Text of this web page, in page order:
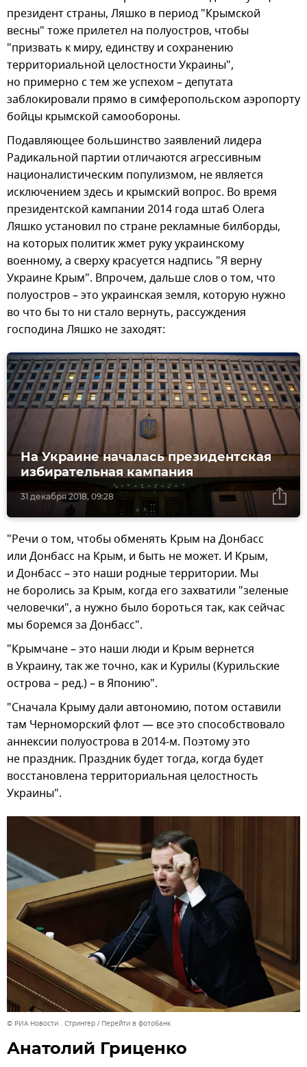
президент страны, Ляшко в период "Крымской
весны" тоже прилетел на полуостров, чтобы
"призвать к миру, единству и сохранению
территориальной целостности Украины",
но примерно с тем же успехом – депутата
заблокировали прямо в симферопольском аэропорту
бойцы крымской самообороны.
Подавляющее большинство заявлений лидера
Радикальной партии отличаются агрессивным
националистическим популизмом, не является
исключением здесь и крымский вопрос. Во время
президентской кампании 2014 года штаб Олега
Ляшко установил по стране рекламные билборды,
на которых политик жмет руку украинскому
военному, а сверху красуется надпись "Я верну
Украине Крым". Впрочем, дальше слов о том, что
полуостров – это украинская земля, которую нужно
во что бы то ни стало вернуть, рассуждения
господина Ляшко не заходят:
31 декабря 2018, 09:28
На Украине началась президентская
избирательная кампания
"Речи о том, чтобы обменять Крым на Донбасс
или Донбасс на Крым, и быть не может. И Крым,
и Донбасс – это наши родные территории. Мы
не боролись за Крым, когда его захватили "зеленые
человечки", а нужно было бороться так, как сейчас
мы боремся за Донбасс".
"Крымчане – это наши люди и Крым вернется
в Украину, так же точно, как и Курилы (Курильские
острова – ред.) – в Японию".
"Сначала Крыму дали автономию, потом оставили
там Черноморский флот — все это способствовало
аннексии полуострова в 2014-м. Поэтому это
не праздник. Праздник будет тогда, когда будет
восстановлена территориальная целостность
Украины".
© РИА Новости . Стрингер Перейти в фотобанк
Анатолий Гриценко